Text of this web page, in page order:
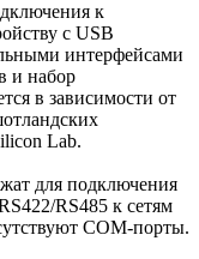
к
c USB
интерфейсами
и набор
в зависимости от
Lab.
для подключения
RS485 к сетям
СОМ-порты.